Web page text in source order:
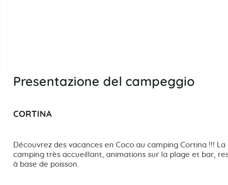
Presentazione del campeggio
CORTINA
Découvrez des vacances en Coco au camping Cortina !!!
camping très accueillant, animations sur la plage et bar,
à base de poisson.